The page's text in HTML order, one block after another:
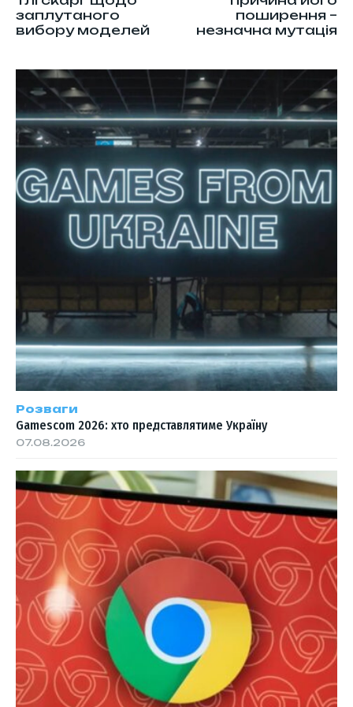
заплутаного
вибору моделей
поширення –
незначна мутація
Розваги
Gamescom 2026: хто представлятиме Україну
07.08.2026